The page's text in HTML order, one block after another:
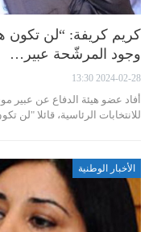
كريم كريفة: “لن تكون
وجود المرشّحة عبير…
2024-02-28 13:30
أفاد عضو هيئة الدفاع عن عبير
للانتخابات الرئاسية، قائلا "لن
الأخبار الوطنية